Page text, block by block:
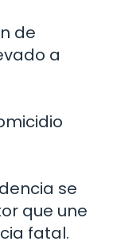
de
a
se
que une
fatal.